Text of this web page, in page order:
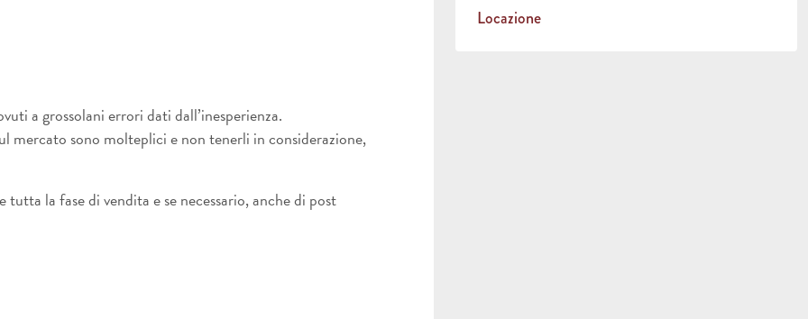
a grossolani errori dati dall’inesperienza.
mercato sono molteplici e non tenerli in considerazione,
la fase di vendita e se necessario, anche di post
Locazione